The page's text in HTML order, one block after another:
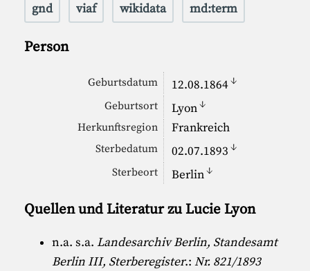
gnd viaf wikidata md:term
Person
Geburtsdatum 12.08.1864↓
Geburtsort Lyon↓
Herkunftsregion Frankreich
Sterbedatum 02.07.1893 ↓
Sterbeort Berlin↓
Quellen und Literatur zu Lucie Lyon
n.a. s.a. Landesarchiv Berlin, Standesamt
Berlin III, Sterberegister.:Nr. 821/1893